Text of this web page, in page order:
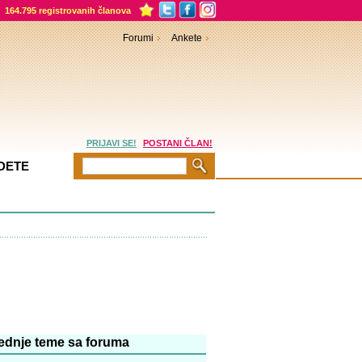
164.795 registrovanih članova
teme sa foruma
Forumi Ankete
PRIJAVI SE! POSTANI ČLAN!